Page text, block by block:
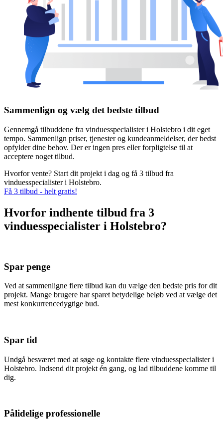
Sammenlign og vælg det bedste tilbud
Gennemgå tilbuddene fra vinduesspecialister i Holstebro i dit eget
tempo. Sammenlign priser, tjenester og kundeanmeldelser, der bedst
opfylder dine behov. Der er ingen pres eller forpligtelse til at
acceptere noget tilbud.
Hvorfor vente? Start dit projekt i dag og få 3 tilbud fra
vinduesspecialister i Holstebro.
Få 3 tilbud - helt gratis!
Hvorfor indhente tilbud fra 3
vinduesspecialister i Holstebro?
Spar penge
Ved at sammenligne flere tilbud kan du vælge den bedste pris for dit
projekt. Mange brugere har sparet betydelige beløb ved at vælge det
mest konkurrencedygtige bud.
Spar tid
Undgå besværet med at søge og kontakte flere vinduesspecialister i
Holstebro. Indsend dit projekt én gang, og lad tilbuddene komme til
dig.
Pålidelige professionelle